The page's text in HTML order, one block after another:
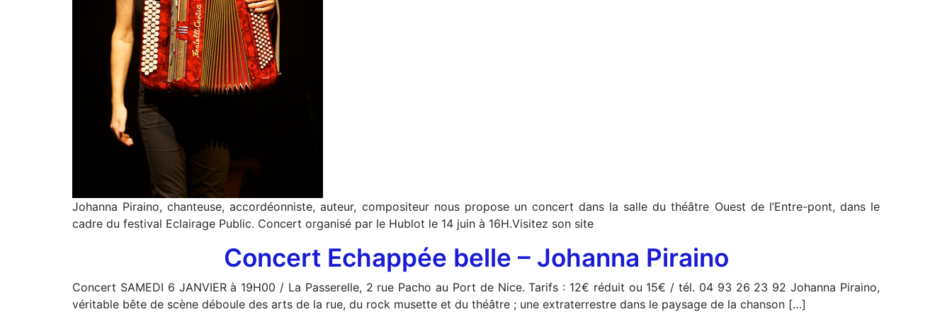
Johanna Piraino, chanteuse, accordéonniste, auteur, compositeur nous propose un concert dans la salle du théâtre Ouest de l’Entre-pont, dans le
cadre du festival Eclairage Public. Concert organisé par le Hublot le 14 juin à 16H.Visitez son site
Concert Echappée belle – Johanna Piraino
Concert SAMEDI 6 JANVIER à 19H00 / La Passerelle, 2 rue Pacho au Port de Nice. Tarifs : 12€ réduit ou 15€ / tél. 04 93 26 23 92 Johanna Piraino,
véritable bête de scène déboule des arts de la rue, du rock musette et du théâtre ; une extraterrestre dans le paysage de la chanson […]